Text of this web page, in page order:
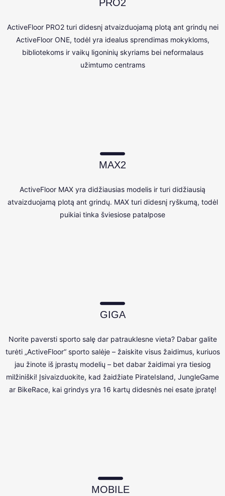
PRO2
ActiveFloor PRO2 turi didesnį atvaizduojamą plotą ant grindų nei
ActiveFloor ONE, todėl yra idealus sprendimas mokykloms,
bibliotekoms ir vaikų ligoninių skyriams bei neformalaus
užimtumo centrams
MAX2
ActiveFloor MAX yra didžiausias modelis ir turi didžiausią
atvaizduojamą plotą ant grindų. MAX turi didesnį ryškumą, todėl
puikiai tinka šviesiose patalpose
GIGA
Norite paversti sporto salę dar patrauklesne vieta? Dabar galite
turėti „ActiveFloor“ sporto salėje – žaiskite visus žaidimus, kuriuos
jau žinote iš įprastų modelių – bet dabar žaidimai yra tiesiog
milžiniški! Įsivaizduokite, kad žaidžiate PirateIsland, JungleGame
ar BikeRace, kai grindys yra 16 kartų didesnės nei esate įpratę!
MOBILE